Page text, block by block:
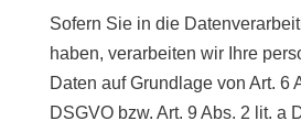
Sofern Sie in die
haben, verarbeiten wir Ihre
Daten auf Grundlage von Art. 6
DSGVO bzw. Art. 9 Abs. 2 lit. a